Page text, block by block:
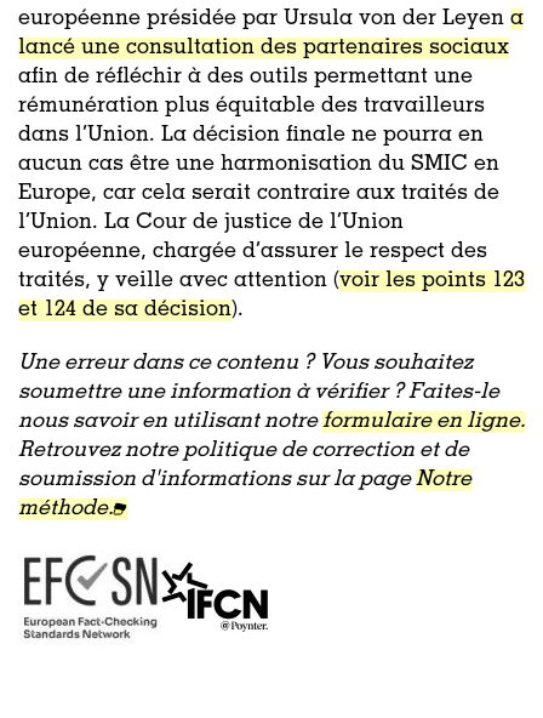
européenne présidée par Ursula von der Leyen a
lancé une consultation des partenaires sociaux
afin de réfléchir à des outils permettant une
rémunération plus équitable des travailleurs
dans l’Union. La décision finale ne pourra en
aucun cas être une harmonisation du SMIC en
Europe, car cela serait contraire aux traités de
l’Union. La Cour de justice de l’Union
européenne, chargée d’assurer le respect des
traités, y veille avec attention (voir les points 123
et 124 de sa décision).
Une erreur dans ce contenu ? Vous souhaitez
soumettre une information à vérifier ? Faites-le
nous savoir en utilisant notreformulaire en ligne.
Retrouvez notre politique de correction et de
soumission d'informations sur la pageNotre
méthode.